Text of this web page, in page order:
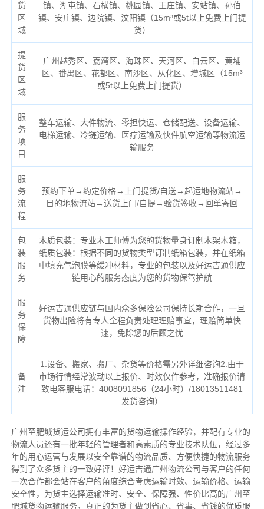
货
区
域
镇、湖屯镇、石横镇、桃园镇、王庄镇、安站镇、孙伯
镇、安庄镇、边院镇、汶阳镇（15m³或5t以上免费上门提
货）
提
货
区
域
广州越秀区、荔湾区、海珠区、天河区、白云区、黄埔
区、番禺区、花都区、南沙区、从化区、增城区（15m³
或5t以上免费上门提货）
服
务
项
目
整车运输、大件物流、零担快运、仓储配送、设备运输、
电梯运输、冷链运输、医疗运输及快件航空运输等物流运
输服务
服
务
流
程
预约下单→约定价格→上门提货/自送→起运地物流站→
目的地物流站→送货上门/自提→验货签收→回单寄回
包
装
服
务
木质包装：专业木工师傅为您的货物量身订制木架木箱，
纸质包装：根据不同的货物类型订制纸箱包装，并在纸箱
中填充气泡膜等缓冲材料，专业的包装以及好运吉通供应
链用心的服务态度为您的货物保驾护航
服
务
保
障
好运吉通供应链与国内众多保险公司保持长期合作，一旦
货物出险将有专人全程负责处理理赔事宜，理赔简单快
速，免除您的后顾之忧
备
注
1.设备、搬家、搬厂、杂货等价格需另外详细咨询2.由于
市场行情经常波动以上报价、时效仅作参考，准确报价请
致电客服电话：4008091856（24小时）/18013511481
发货咨询）
广州至肥城货运公司拥有丰富的货物运输操作经验，并配有专业的
物流人员还有一批年轻的管理者和高素质的专业技术队伍，经过多
年的用心运营与发展以安全靠谱的物流品质、方便快捷的物流服务
得到了众多货主的一致好评！好运吉通广州物流公司与客户的任何
一次合作都会站在客户的角度综合考虑运输时效、运输价格、运输
安全性，为货主选择运输准时、安全、保障强、性价比高的广州至
肥城货物运输服务，真正的为货主做到省心、省事、省钱的优质服